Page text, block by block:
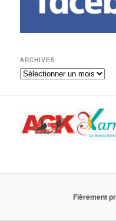
ARCHIVES
Archives
Fièrement